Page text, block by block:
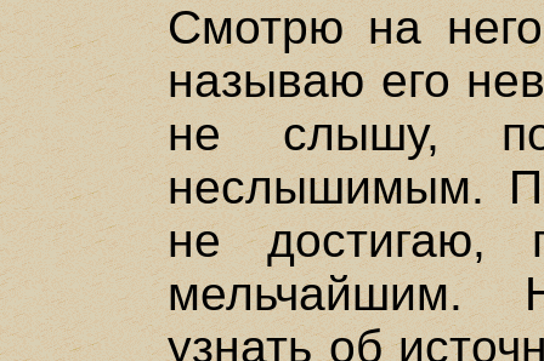
Смотрю на
называю его
не слышу,
неслышимым.
не достигаю,
мельчайшим.
узнать об